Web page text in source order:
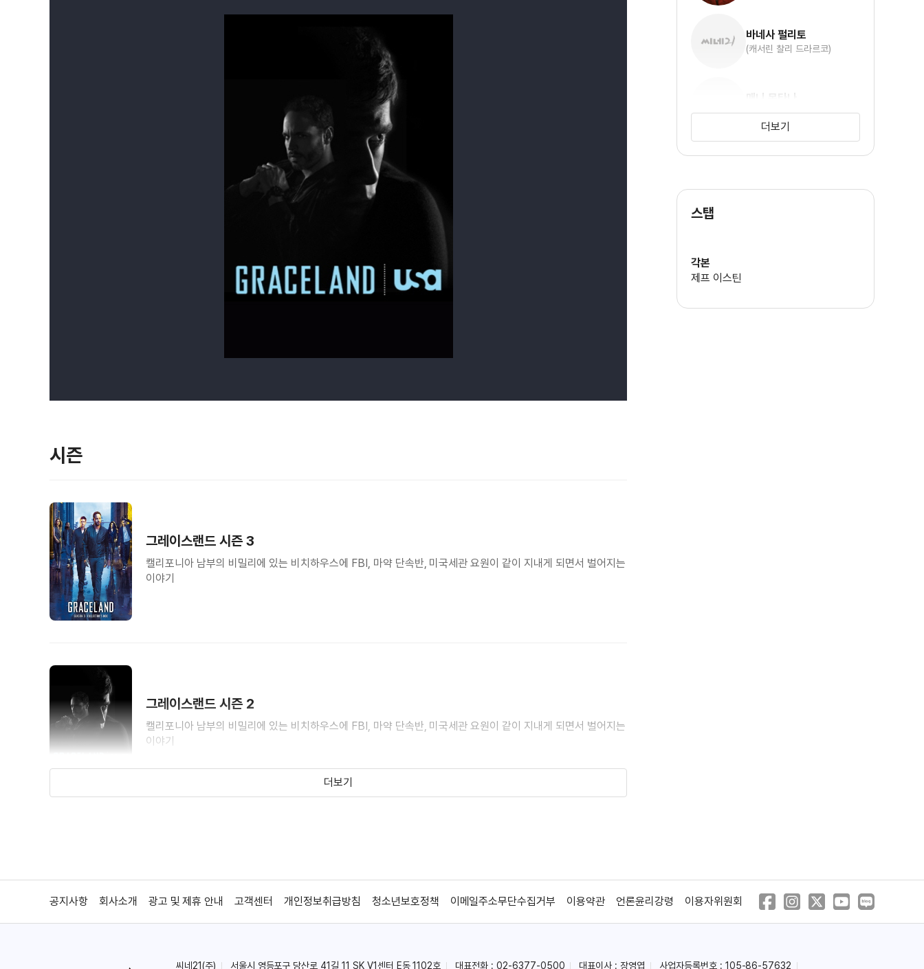
시즌
그레이스랜드 시즌 3
캘리포니아 남부의 비밀리에 있는 비치하우스에 FBI, 마약 단속반, 미국세관 요원이 같이 지내게 되면서 벌어지는
이야기
그레이스랜드 시즌 2
캘리포니아 남부의 비밀리에 있는 비치하우스에 FBI, 마약 단속반, 미국세관 요원이 같이 지내게 되면서 벌어지는
이야기
이야기
더보기
바네사 펄리토
(캐서린 찰리 드라르코)
매니 몬타나
(조 조니 튜터로)
더보기
스탭
각본
제프 이스틴
공지사항 회사소개 광고 및 제휴 안내 고객센터 개인정보취급방침 청소년보호정책 이메일주소무단수집거부 이용약관 언론윤리강령 이용자위원회
씨네21(주) 서울시 영등포구 당산로 41길 11 SK V1센터 E동 1102호 대표전화 : 02-6377-0500 대표이사 : 장영엽 사업자등록번호 : 105-86-57632